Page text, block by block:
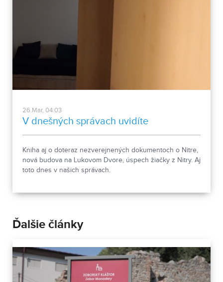
26.Mar, 04:03
V dnešných správach uvidíte
Kniha aj o doteraz nezverejnených dokumentoch o Nitre,
nová budova na Lukovom Dvore, úspech žiačky z Nitry. Aj
toto dnes v našich správach.
Ďalšie články